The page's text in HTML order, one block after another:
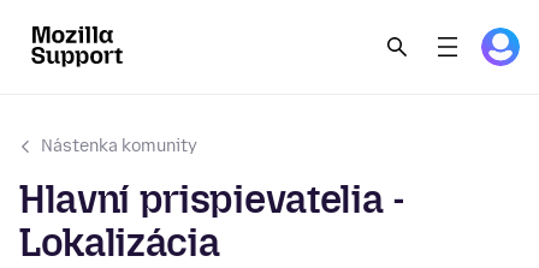
Nástenka komunity
Hlavní prispievatelia -
Lokalizácia